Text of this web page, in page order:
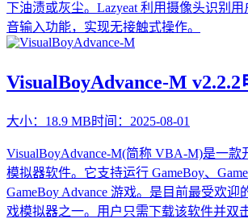
下油渍或灰尘。Lazyeat 利用摄像头识别
音输入功能，实现无接触式操作。
VisualBoyAdvance-M
大小： 18.9 MB时间： 2025-08-01
VisualBoyAdvance-M(简称 VBA-M)是一款
模拟器软件。它支持运行 GameBoy、
GameBoy Advance 游戏。是目前最受欢迎
戏模拟器之一。用户只需下载该软件并双